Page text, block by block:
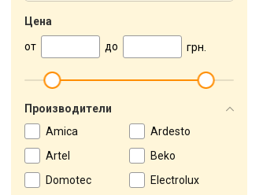
Цена
от
до грн.
Производители
Amica
Ardesto
Artel
Beko
Domotec
Electrolux